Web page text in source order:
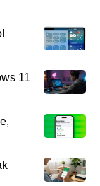
11